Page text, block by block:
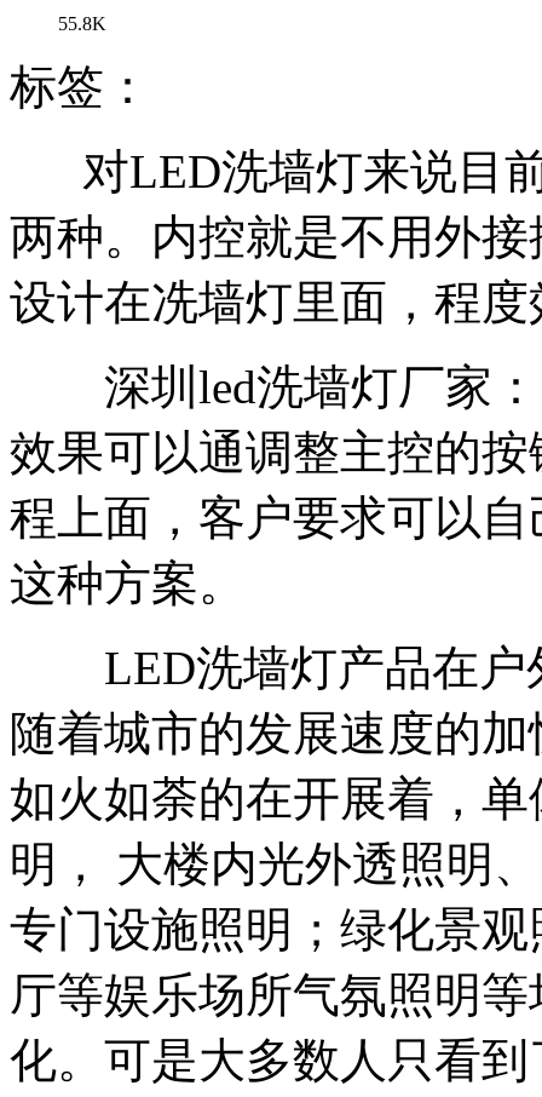
55.8K
标签：
对LED洗墙灯来说目
两种。内控就是不用外
设计在冼墙灯里面，程
深圳led洗墙灯厂家
效果可以通调整主控的
程上面，客户要求可以
这种方案。
LED洗墙灯产品在户
随着城市的发展速度的
如火如荼的在开展着，
明， 大楼内光外透照明
专门设施照明；绿化景
厅等娱乐场所气氛照明
化。可是大多数人只看